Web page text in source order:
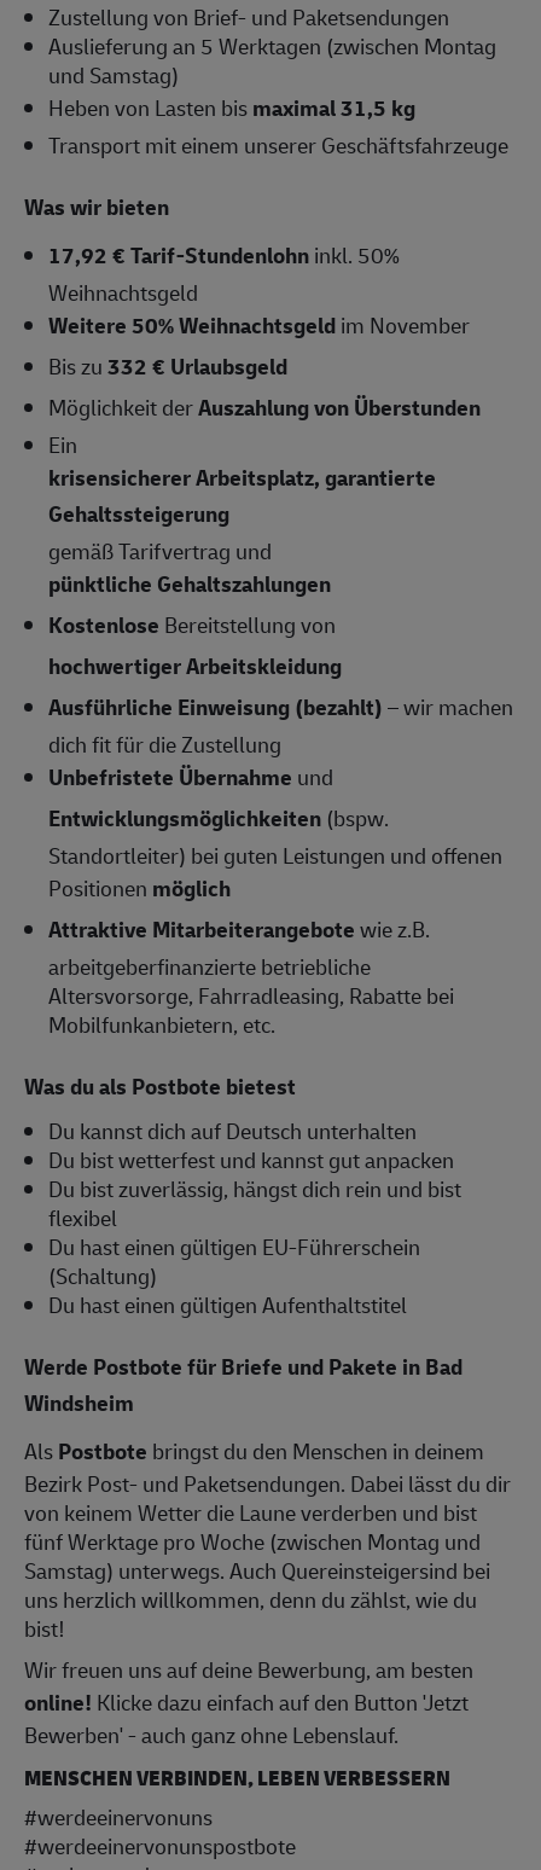
Zustellung von Brief- und Paketsendungen
Auslieferung an 5 Werktagen (zwischen Montag
und Samstag)
Heben von Lasten bismaximal 31,5 kg
Transport mit einem unserer Geschäftsfahrzeuge
Was wir bieten
17,92 € Tarif-Stundenlohninkl. 50%
Weihnachtsgeld
Weitere 50% Weihnachtsgeldim November
Bis zu332 € Urlaubsgeld
Möglichkeit derAuszahlung von Überstunden
Ein
krisensicherer Arbeitsplatz, garantierte
Gehaltssteigerung
gemäß Tarifvertrag und
pünktliche Gehaltszahlungen
Kostenlose Bereitstellung von
hochwertiger Arbeitskleidung
Ausführliche Einweisung (bezahlt)– wir machen
dich fit für die Zustellung
Unbefristete Übernahme und
Entwicklungsmöglichkeiten (bspw.
Standortleiter) bei guten Leistungen und offenen
Positionen möglich
Attraktive Mitarbeiterangebotewie z.B.
arbeitgeberfinanzierte betriebliche
Altersvorsorge, Fahrradleasing, Rabatte bei
Mobilfunkanbietern, etc.
Was du als Postbote bietest
Du kannst dich auf Deutsch unterhalten
Du bist wetterfest und kannst gut anpacken
Du bist zuverlässig, hängst dich rein und bist
flexibel
Du hast einen gültigen EU-Führerschein
(Schaltung)
Du hast einen gültigen Aufenthaltstitel
Werde Postbote für Briefe und Pakete in Bad
Windsheim
AlsPostbote bringst du den Menschen in deinem
Bezirk Post- und Paketsendungen. Dabei lässt du dir
von keinem Wetter die Laune verderben und bist
fünf Werktage pro Woche (zwischen Montag und
Samstag) unterwegs. Auch Quereinsteigersind bei
uns herzlich willkommen, denn du zählst, wie du
bist!
Wir freuen uns auf deine Bewerbung, am besten
online! Klicke dazu einfach auf den Button 'Jetzt
Bewerben' - auch ganz ohne Lebenslauf.
MENSCHEN VERBINDEN, LEBEN VERBESSERN
#werdeeinervonuns
#werdeeinervonunspostbote